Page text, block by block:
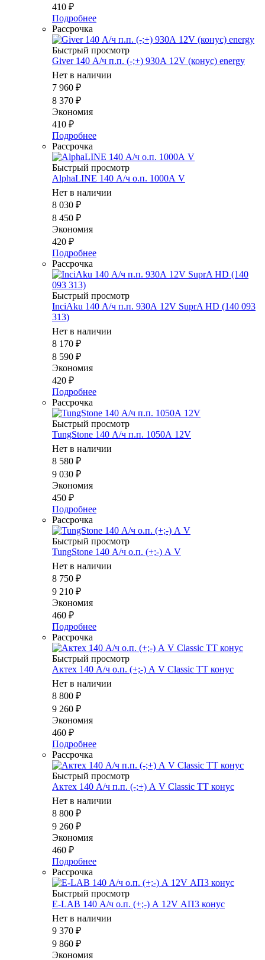
410 ₽
Подробнее
Рассрочка
Быстрый просмотр
Giver 140 А/ч п.п. (-;+) 930А 12V (конус) energy
Нет в наличии
7 960 ₽
8 370 ₽
Экономия
410 ₽
Подробнее
Рассрочка
Быстрый просмотр
AlphaLINE 140 А/ч о.п. 1000А V
Нет в наличии
8 030 ₽
8 450 ₽
Экономия
420 ₽
Подробнее
Рассрочка
Быстрый просмотр
InciAku 140 А/ч п.п. 930А 12V SuprA HD (140 093
313)
Нет в наличии
8 170 ₽
8 590 ₽
Экономия
420 ₽
Подробнее
Рассрочка
Быстрый просмотр
TungStone 140 А/ч п.п. 1050А 12V
Нет в наличии
8 580 ₽
9 030 ₽
Экономия
450 ₽
Подробнее
Рассрочка
Быстрый просмотр
TungStone 140 А/ч о.п. (+;-) А V
Нет в наличии
8 750 ₽
9 210 ₽
Экономия
460 ₽
Подробнее
Рассрочка
Быстрый просмотр
Актех 140 А/ч о.п. (+;-) А V Classic TT конус
Нет в наличии
8 800 ₽
9 260 ₽
Экономия
460 ₽
Подробнее
Рассрочка
Быстрый просмотр
Актех 140 А/ч п.п. (-;+) А V Classic TT конус
Нет в наличии
8 800 ₽
9 260 ₽
Экономия
460 ₽
Подробнее
Рассрочка
Быстрый просмотр
E-LAB 140 А/ч о.п. (+;-) А 12V АП3 конус
Нет в наличии
9 370 ₽
9 860 ₽
Экономия